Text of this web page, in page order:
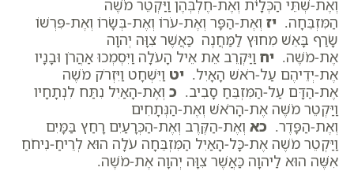
וְאֶת-שְׁתֵּי הַכְּלָיֹת וְאֶת-חֶלְבְּהֶן וַיַּקְטֵר מֹשֶׁה
הַמִּזְבֵּחָה. יז וְאֶת-הַפָּר וְאֶת-עֹרוֹ וְאֶת-בְּשָׂרוֹ וְאֶת-פִּרְשׁוֹ
שָׂרַף בָּאֵשׁ מִחוּץ לַמַּחֲנֶה כַּאֲשֶׁר צִוָּה יְהוָה
אֶת-מֹשֶׁה. יח וַיַּקְרֵב אֵת אֵיל הָעֹלָה וַיִּסְמְכוּ אַהֲרֹן וּבָנָיו
אֶת-יְדֵיהֶם עַל-רֹאשׁ הָאָיִל. יט וַיִּשְׁחָט וַיִּזְרֹק מֹשֶׁה
אֶת-הַדָּם עַל-הַמִּזְבֵּחַ סָבִיב. כ וְאֶת-הָאַיִל נִתַּח לִנְתָחָיו
וַיַּקְטֵר מֹשֶׁה אֶת-הָרֹאשׁ וְאֶת-הַנְּתָחִים
וְאֶת-הַפָּדֶר. כא וְאֶת-הַקֶּרֶב וְאֶת-הַכְּרָעַיִם רָחַץ בַּמָּיִם
וַיַּקְטֵר מֹשֶׁה אֶת-כָּל-הָאַיִל הַמִּזְבֵּחָה עֹלָה הוּא לְרֵיחַ-נִיחֹחַ
אִשֶּׁה הוּא לַיהוָה כַּאֲשֶׁר צִוָּה יְהוָה אֶת-מֹשֶׁה.